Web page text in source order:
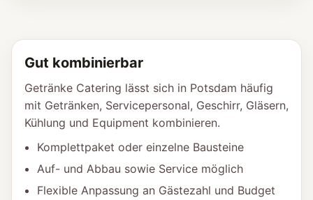
Gut kombinierbar
Getränke Catering lässt sich in Potsdam häufig
mit Getränken, Servicepersonal, Geschirr, Gläsern,
Kühlung und Equipment kombinieren.
Komplettpaket oder einzelne Bausteine
Auf- und Abbau sowie Service möglich
Flexible Anpassung an Gästezahl und Budget